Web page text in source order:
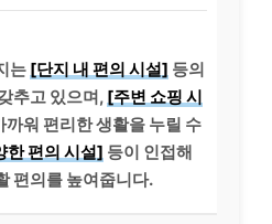
는 [단지 내 편의 시설] 등의
추고 있으며, [주변 쇼핑 시
까워 편리한 생활을 누릴 수
한 편의 시설] 등이 인접해
편의를 높여줍니다.